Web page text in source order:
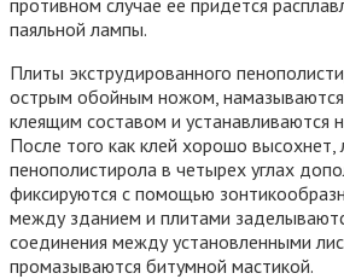
паяльной лампы.
Плиты экструдированного
острым обойным ножом,
клеящим составом и устанавливаются
После того как клей хорошо высохнет,
пенополистирола в четырех углах
фиксируются с помощью
между зданием и плитами
соединения между установленными
промазываются битумной мастикой.